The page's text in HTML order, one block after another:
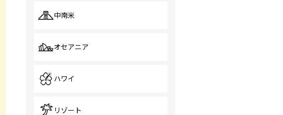
中南米
オセアニア
ハワイ
リゾート